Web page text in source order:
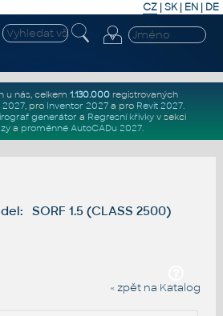
CZ | SK| EN | DE
u nás, celkem 1.130.000registrovaných
2027, pro Inventor 2027a pro Revit 2027.
generátor a Regresní křivkyv sekci
a proměnné AutoCADu 2027.
SORF 1.5 (CLASS 2500)
« zpět na Katalog